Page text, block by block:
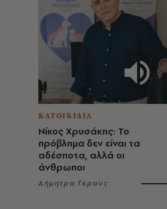
ΚΑΤΟΙΚΙΔΙΑ
Νίκος Χρυσάκης: Το
πρόβλημα δεν είναι τα
αδέσποτα, αλλά οι
άνθρωποι
Δήμητρα Γκρους